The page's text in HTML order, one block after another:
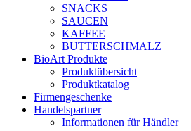
SNACKS
SAUCEN
KAFFEE
BUTTERSCHMALZ
BioArt Produkte
Produktübersicht
Produktkatalog
Firmengeschenke
Handelspartner
Informationen für Händler